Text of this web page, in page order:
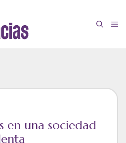
en una sociedad